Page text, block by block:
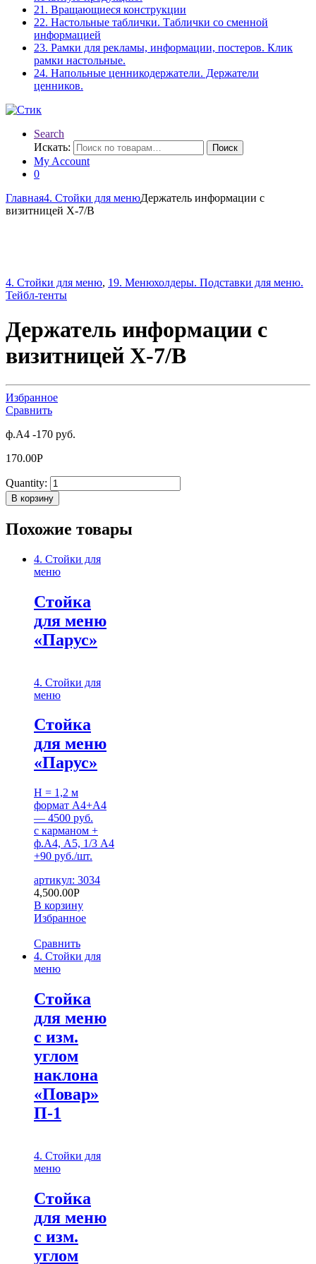
21. Вращающиеся конструкции
22. Настольные таблички. Таблички со сменной
информацией
23. Рамки для рекламы, информации, постеров. Клик
рамки настольные.
24. Напольные ценникодержатели. Держатели
ценников.
Search
Искать:
Поиск
My Account
0
Главная4. Стойки для менюДержатель информации с
визитницей X-7/В
4. Стойки для меню, 19. Менюхолдеры. Подставки для меню.
Тейбл-тенты
Держатель информации с
визитницей X-7/В
Избранное
Сравнить
ф.А4 -170 руб.
170.00Р
Quantity:
В корзину
Похожие товары
4. Стойки для
меню
Стойка
для меню
«Парус»
4. Стойки для
меню
Стойка
для меню
«Парус»
H = 1,2 м
формат А4+А4
— 4500 руб.
с карманом +
ф.А4, А5, 1/3 А4
+90 руб./шт.
артикул: 3034
4,500.00Р
В корзину
Избранное
Сравнить
4. Стойки для
меню
Cтойка
для меню
с изм.
углом
наклона
«Повар»
П-1
4. Стойки для
меню
Cтойка
для меню
с изм.
углом